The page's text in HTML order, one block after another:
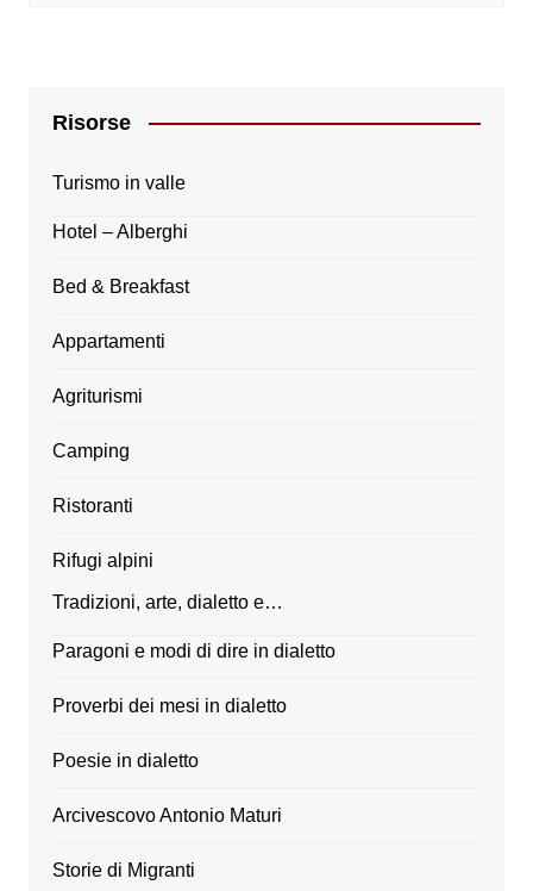
Risorse
Turismo in valle
Hotel – Alberghi
Bed & Breakfast
Appartamenti
Agriturismi
Camping
Ristoranti
Rifugi alpini
Tradizioni, arte, dialetto e…
Paragoni e modi di dire in dialetto
Proverbi dei mesi in dialetto
Poesie in dialetto
Arcivescovo Antonio Maturi
Storie di Migranti